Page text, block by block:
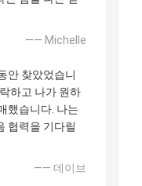
—— Michelle
안 찾았었습니
하고 나가 원하
했습니다. 나는
협력을 기다릴
—— 데이브